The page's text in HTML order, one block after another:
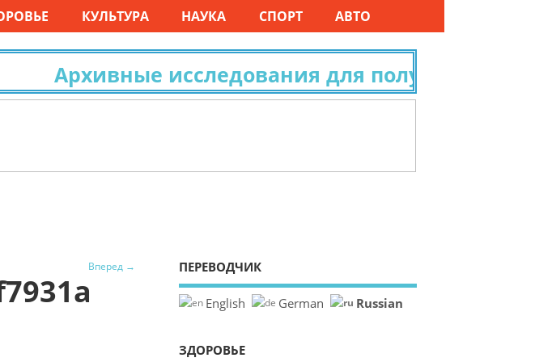
КУЛЬТУРА НАУКА СПОРТ АВТО
Архивные исследования для получения
Вперед → ПЕРЕВОДЧИК
English German Russian
ЗДОРОВЬЕ